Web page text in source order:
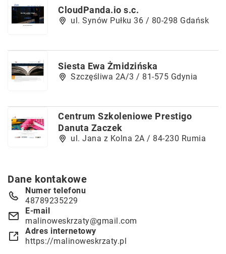
CloudPanda.io s.c.
ul. Synów Pułku 36 / 80-298 Gdańsk
Siesta Ewa Żmidzińska
Szczęśliwa 2A/3 / 81-575 Gdynia
Centrum Szkoleniowe Prestigo
Danuta Zaczek
ul. Jana z Kolna 2A / 84-230 Rumia
Dane kontakowe
Numer telefonu
48789235229
E-mail
malinoweskrzaty@gmail.com
Adres internetowy
https://malinoweskrzaty.pl